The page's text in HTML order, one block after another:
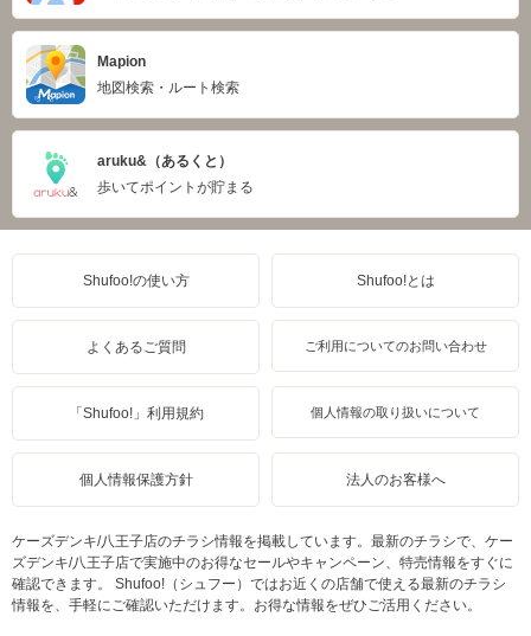
Mapion
地図検索・ルート検索
aruku&（あるくと）
歩いてポイントが貯まる
Shufoo!の使い方 Shufoo!とは
よくあるご質問 ご利用についてのお問い合わせ
「Shufoo!」利用規約 個人情報の取り扱いについて
個人情報保護方針 法人のお客様へ
ケーズデンキ/八王子店のチラシ情報を掲載しています。最新のチラシで、ケー
ズデンキ/八王子店で実施中のお得なセールやキャンペーン、特売情報をすぐに
確認できます。 Shufoo!（シュフー）ではお近くの店舗で使える最新のチラシ
情報を、手軽にご確認いただけます。お得な情報をぜひご活用ください。